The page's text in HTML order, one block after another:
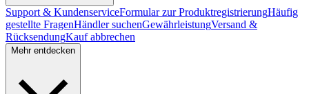
Support & KundenserviceFormular zur ProduktregistrierungHäufig
gestellte FragenHändler suchenGewährleistungVersand &
RücksendungKauf abbrechen
Mehr entdecken